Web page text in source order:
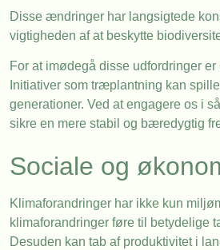
Disse ændringer har langsigtede
vigtigheden af at beskytte
For at imødegå disse udfordringer
Initiativer som træplantning kan
generationer. Ved at engagere os i
sikre en mere stabil og bæredygtig
Sociale og
Klimaforandringer har ikke kun
klimaforandringer føre til betydelige
Desuden kan tab af produktivitet i